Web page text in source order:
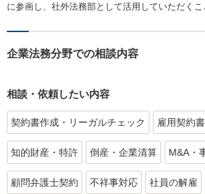
に参画し、社外法務部として活用していただくこ
企業法務分野での相談内容
相談・依頼したい内容
契約書作成・リーガルチェック 雇用契約
知的財産・特許 倒産・企業清算 M&A・
顧問弁護士契約 不祥事対応 社員の解雇